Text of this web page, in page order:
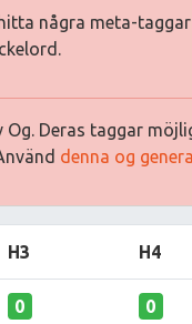
några meta-
Og. Deras taggar
denna og
H3 H4
0 0